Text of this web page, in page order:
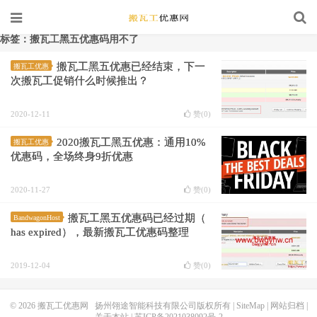
标签：搬瓦工黑五优惠码用不了
搬瓦工优惠
搬瓦工黑五优惠已经结束，下一
次搬瓦工促销什么时候推出？
2020-12-11 赞(0)
搬瓦工优惠
2020搬瓦工黑五优惠：通用10%
优惠码，全场终身9折优惠
2020-11-27 赞(0)
BandwagonHost
搬瓦工黑五优惠码已经过期（
has expired），最新搬瓦工优惠码整理
2019-12-04 赞(0)
© 2026 搬瓦工优惠网 扬州翎途智能科技有限公司版权所有 | SiteMap| 网站归档